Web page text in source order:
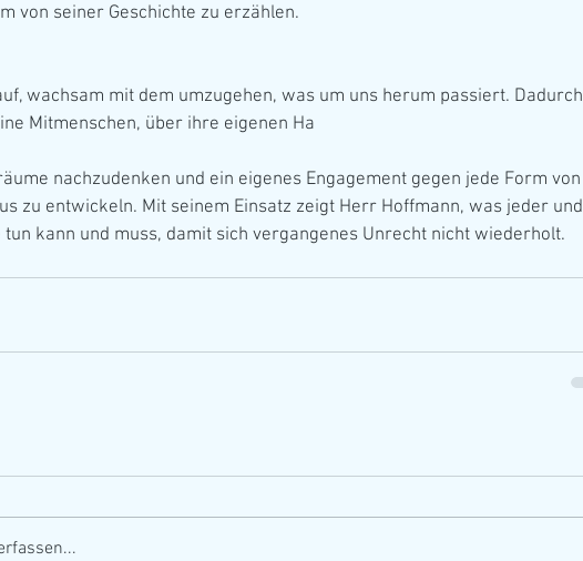
von seiner Geschichte zu erzählen.
wachsam mit dem umzugehen, was um uns herum passiert. Dadurch
Mitmenschen, über ihre eigenen Ha
nachzudenken und ein eigenes Engagement gegen jede Form von
zu entwickeln. Mit seinem Einsatz zeigt Herr Hoffmann, was jeder und
tun kann und muss, damit sich vergangenes Unrecht nicht wiederholt.